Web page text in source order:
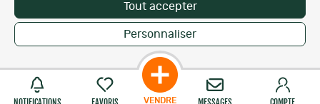
Tout accepter
Personnaliser
VENDRE
Personnalisation des cookies
Copyright © 2007-2026 NaturaBuy. Tous droits réservés. N°CNIL: 1239459.
Les marques commerciales mentionnées appartiennent à leurs propriétaires
respectifs in 0.076 s
Suggestions de recherche
Site NaturaBuy classique